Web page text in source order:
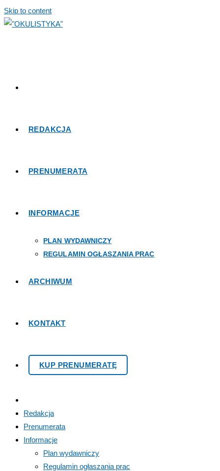
Skip to content
REDAKCJA
PRENUMERATA
INFORMACJE
PLAN WYDAWNICZY
REGULAMIN OGŁASZANIA PRAC
ARCHIWUM
KONTAKT
KUP PRENUMERATĘ
Redakcja
Prenumerata
Informacje
Plan wydawniczy
Regulamin ogłaszania prac